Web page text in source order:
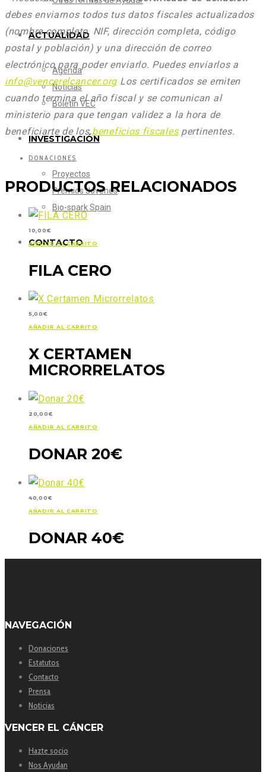
ACTUALIDAD
Agenda
Noticias
Boletín VEC
INVESTIGACIÓN
Proyectos
Premios Jóvenes
Bio-spark Spain
CONTACTO
debes enviarnos todos tus datos fiscales actualizados
(nombre completo, NIF, dirección completa, código
postal y población) y una dirección de correo
electrónico para poder enviarlo. Puedes enviarlos a
info@vencerelcancer.org Los certificados se emiten
cuando termina el año fiscal y se comunican al
ministerio para que tengan validez a la hora de
beneficiarte de losbeneficios fiscalespertinentes.
DONACIONES
PRODUCTOS RELACIONADOS
10,00€
AÑADIR AL CARRITO
FILA CERO
5,00€
AÑADIR AL CARRITO
X CERTAMEN
MICRORRELATOS
20,00€
AÑADIR AL CARRITO
DONAR 20€
40,00€
AÑADIR AL CARRITO
DONAR 40€
NAVEGACIÓN
Donaciones
Estatutos
Contacto
Prensa
Noticias
VENCER EL CÁNCER
Hazte socio
Nos Ayudan